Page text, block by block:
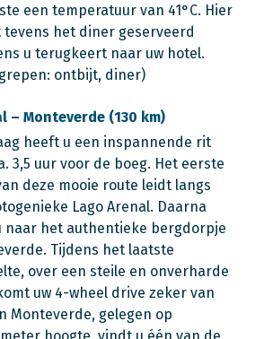
een temperatuur van 41°C. Hier
tevens het diner geserveerd
u terugkeert naar uw hotel.
ontbijt, diner)
– Monteverde (130 km)
heeft u een inspannende rit
3,5 uur voor de boeg. Het eerste
deze mooie route leidt langs
Lago Arenal. Daarna
naar het authentieke bergdorpje
Tijdens het laatste
over een steile en onverharde
uw 4-wheel drive zeker van
Monteverde, gelegen op
meter hoogte, vindt u één van de